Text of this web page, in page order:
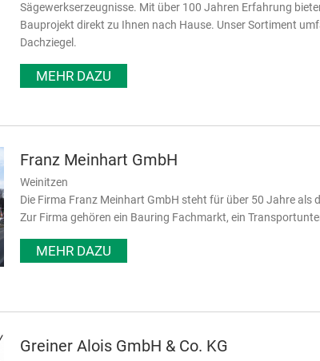
Sägewerkserzeugnisse. Mit über 100 Jahren Erfahrung
Bauprojekt direkt zu Ihnen nach Hause. Unser Sortiment
Dachziegel.
MEHR DAZU
Franz Meinhart GmbH
Weinitzen
Die Firma Franz Meinhart GmbH steht für über 50 Jahre als
Zur Firma gehören ein Bauring Fachmarkt, ein
MEHR DAZU
Greiner Alois GmbH & Co. KG